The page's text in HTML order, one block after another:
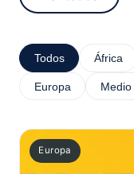
Todos África
Europa
Europa